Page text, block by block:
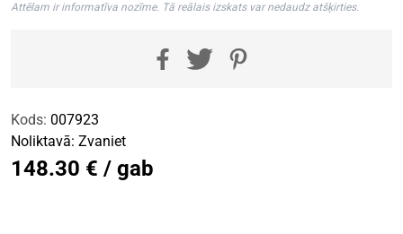
Attēlam ir informatīva nozīme. Tā reālais izskats var nedaudz atšķirties.
Kods: 007923
Noliktavā: Zvaniet
148.30 € / gab